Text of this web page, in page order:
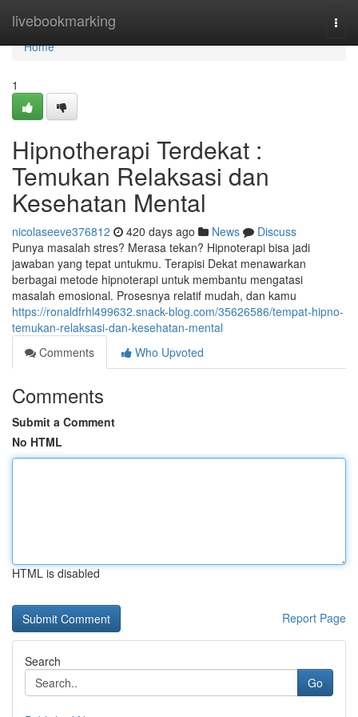
livebookmarking
Home
Home
1
Hipnotherapi Terdekat :
Temukan Relaksasi dan
Kesehatan Mental
nicolaseeve376812 420 days ago News
Discuss
Punya masalah stres? Merasa tekan? Hipnoterapi bisa jadi
jawaban yang tepat untukmu. Terapisi Dekat menawarkan
berbagai metode hipnoterapi untuk membantu mengatasi
masalah emosional. Prosesnya relatif mudah, dan kamu
https://ronaldfrhl499632.snack-blog.com/35626586/tempat-hipno-
temukan-relaksasi-dan-kesehatan-mental
Comments
Who Upvoted
Comments
Submit a Comment
No HTML
HTML is disabled
Report Page
Search
Go